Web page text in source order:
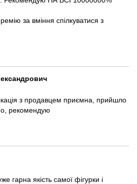
за вміння спілкуватися з
з продавцем приємна, прийшло
рекомендую
гарна якість самої фігурки і